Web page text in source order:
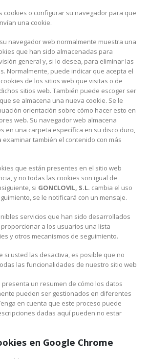
cookies o configurar su navegador para que
una cookie.
navegador web normalmente muestra una
que han sido almacenadas para
general y, si lo desea, para eliminar las
Normalmente, puede indicar que acepta el
de los sitios web que visitas o de
sitios web. También puede escoger ser
se almacena una nueva cookie. Se le
orientación sobre cómo hacer esto en
web. Su navegador web almacena
en una carpeta específica en su disco duro,
también el contenido con más
que están presentes en el sitio web
y no todas las cookies son igual de
si GONCLOVIL, S.L. cambia el uso
se le notificará con un mensaje.
servicios que han sido desarrollados
a los usuarios una lista
y otros mecanismos de seguimiento.
si usted las desactiva, es posible que no
las funcionalidades de nuestro sitio web
presenta un resumen de cómo los datos
pueden ser gestionados en diferentes
en cuenta que este proceso puede
dadas aquí pueden no estar
en Google Chrome